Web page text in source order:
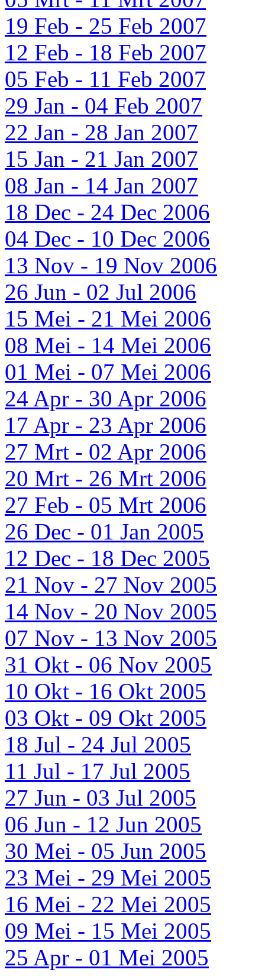
19 Feb - 25 Feb 2007
12 Feb - 18 Feb 2007
05 Feb - 11 Feb 2007
29 Jan - 04 Feb 2007
22 Jan - 28 Jan 2007
15 Jan - 21 Jan 2007
08 Jan - 14 Jan 2007
18 Dec - 24 Dec 2006
04 Dec - 10 Dec 2006
13 Nov - 19 Nov 2006
26 Jun - 02 Jul 2006
15 Mei - 21 Mei 2006
08 Mei - 14 Mei 2006
01 Mei - 07 Mei 2006
24 Apr - 30 Apr 2006
17 Apr - 23 Apr 2006
27 Mrt - 02 Apr 2006
20 Mrt - 26 Mrt 2006
27 Feb - 05 Mrt 2006
26 Dec - 01 Jan 2005
12 Dec - 18 Dec 2005
21 Nov - 27 Nov 2005
14 Nov - 20 Nov 2005
07 Nov - 13 Nov 2005
31 Okt - 06 Nov 2005
10 Okt - 16 Okt 2005
03 Okt - 09 Okt 2005
18 Jul - 24 Jul 2005
11 Jul - 17 Jul 2005
27 Jun - 03 Jul 2005
06 Jun - 12 Jun 2005
30 Mei - 05 Jun 2005
23 Mei - 29 Mei 2005
16 Mei - 22 Mei 2005
09 Mei - 15 Mei 2005
25 Apr - 01 Mei 2005